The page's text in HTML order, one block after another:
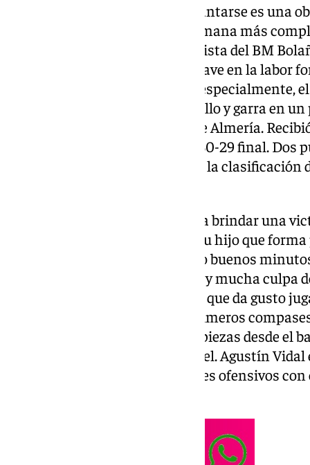
Caerse está permitido, pero levantarse es una
Los Dólmenes Antequera su semana más
derrota de la temporada, en la pista del BM
Miguel Ángel Soto, una figura clave en la labor
muchísimos años. Dos golpes, especialmente,
capaz de reponerse y sacar orgullo y garra en
Club Balonmano Cantera Sur de Almería.
condición de invicto gracias al 30-29 final.
para situarse en la parte alta de la
El objetivo de la equipo verde era brindar una
Ángel Soto y, especialmente, a su hijo que
por sus compañeros, jugó y tuvo buenos
precioso se vivió en el Argüelles y mucha
y la afición. Uno de esos envites que da gusto
intercambio de golpes en los primeros
vieron obligados a ir moviendo piezas desde el
tecla adecuada para subir el nivel. Agustín
Jeremy Figueredo a dos bastiones ofensivos